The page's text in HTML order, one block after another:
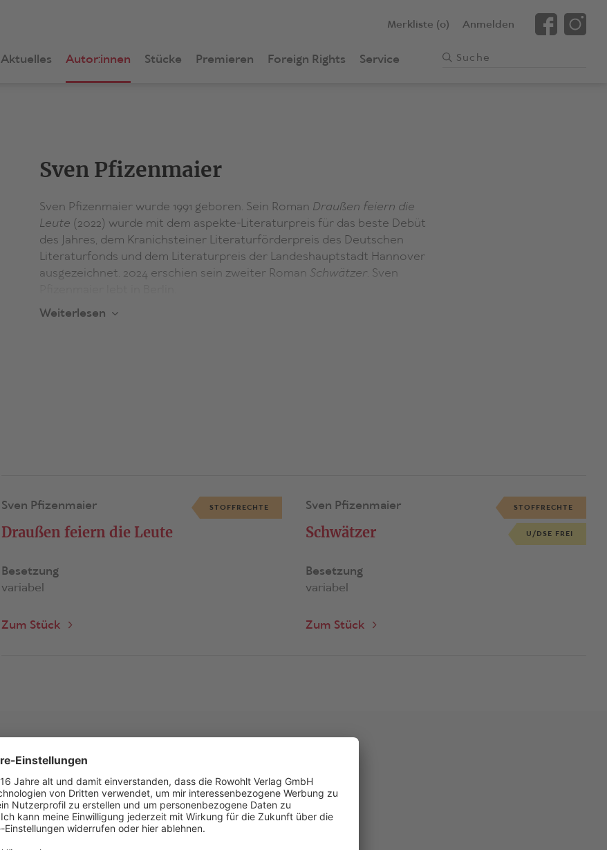
Merkliste (0) Anmelden
Aktuelles Autor:innen Stücke Premieren Foreign Rights Service
Sven Pfizenmaier
Sven Pfizenmaier wurde 1991 geboren. Sein Roman Draußen feiern die
Leute (2022) wurde mit dem aspekte-Literaturpreis für das beste Debüt
des Jahres, dem Kranichsteiner Literaturförderpreis des Deutschen
Literaturfonds und dem Literaturpreis der Landeshauptstadt Hannover
ausgezeichnet. 2024 erschien sein zweiter Roman Schwätzer. Sven
Weiterlesen
Sven Pfizenmaier
Draußen feiern die Leute
STOFFRECHTE
Besetzung
variabel
Zum Stück
Sven Pfizenmaier
Schwätzer
STOFFRECHTE
U/DSE FREI
Besetzung
variabel
Zum Stück
Aktuelles